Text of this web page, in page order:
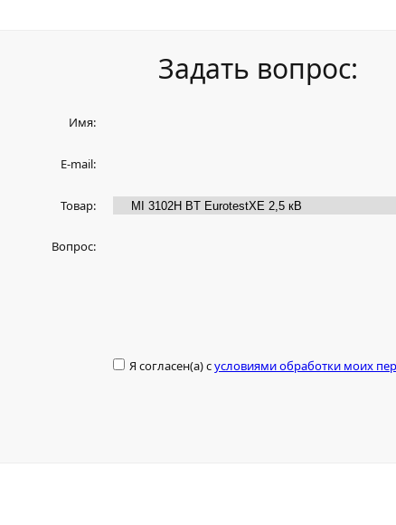
Задать вопрос:
Имя:
E-mail:
Товар:
Вопрос:
Я согласен(а) сусловиями обработки моих